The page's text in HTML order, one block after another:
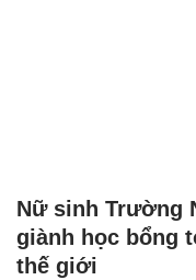
Nữ sinh Trường
giành học bổng
thế giới